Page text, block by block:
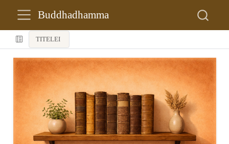
Buddhadhamma
TITELEI